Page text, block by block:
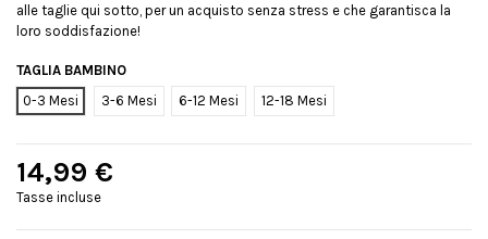
alle taglie qui sotto, per un acquisto senza stress e che garantisca la
loro soddisfazione!
TAGLIA BAMBINO
0-3 Mesi
3-6 Mesi 6-12 Mesi 12-18 Mesi
14,99 €
Tasse incluse